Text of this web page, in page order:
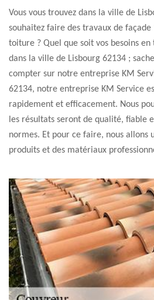
Vous vous trouvez dans la ville de
souhaitez faire des travaux de
toiture ? Quel que soit vos besoins
dans la ville de Lisbourg 62134 ;
compter sur notre entreprise KM
62134, notre entreprise KM Service
rapidement et efficacement. Nous
les résultats seront de qualité, fiable
normes. Et pour ce faire, nous allons
produits et des matériaux